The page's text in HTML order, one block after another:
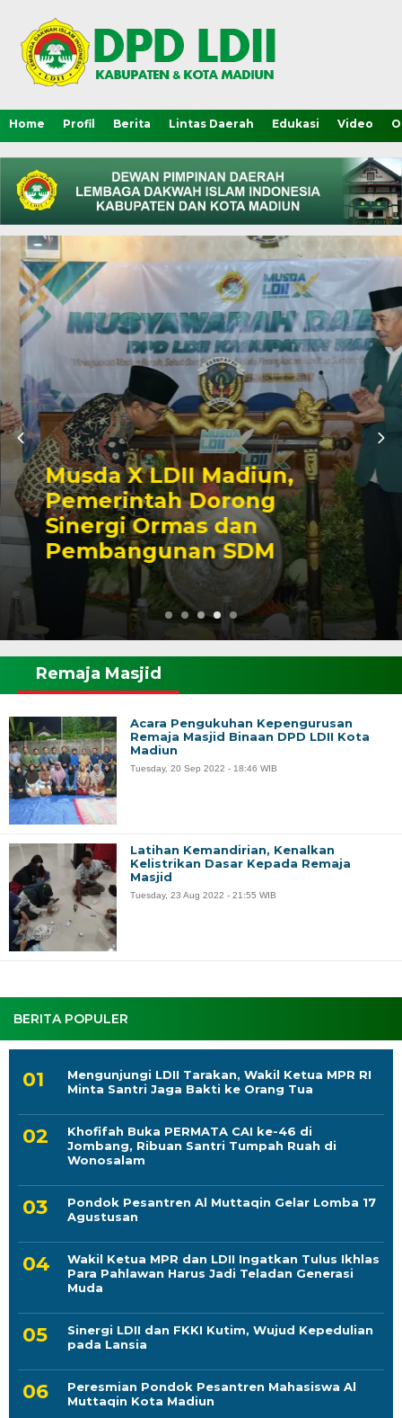
Home Profil Berita Lintas Daerah Edukasi Video
Musda X LDII Madiun,
Pemerintah Dorong
Sinergi Ormas dan
Pembangunan SDM
BERITA POPULER
Mengunjungi LDII Tarakan, Wakil Ketua MPR RI
Minta Santri Jaga Bakti ke Orang Tua
Khofifah Buka PERMATA CAI ke-46 di
Jombang, Ribuan Santri Tumpah Ruah di
Wonosalam
Pondok Pesantren Al Muttaqin Gelar Lomba 17
Agustusan
Wakil Ketua MPR dan LDII Ingatkan Tulus Ikhlas
Para Pahlawan Harus Jadi Teladan Generasi
Muda
Sinergi LDII dan FKKI Kutim, Wujud Kepedulian
pada Lansia
Peresmian Pondok Pesantren Mahasiswa Al
Muttaqin Kota Madiun
Remaja Masjid
Acara Pengukuhan Kepengurusan
Remaja Masjid Binaan DPD LDII Kota
Madiun
Tuesday, 20 Sep 2022 - 18:46 WIB
Latihan Kemandirian, Kenalkan
Kelistrikan Dasar Kepada Remaja
Masjid
Tuesday, 23 Aug 2022 - 21:55 WIB